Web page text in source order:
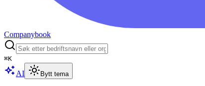
Companybook
⌘K
AI Bytt tema